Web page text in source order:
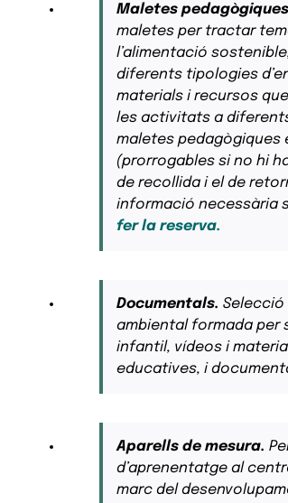
Maletes
maletes per tractar
l’alimentació
diferents tipologies
materials i recursos
les activitats a
maletes pedagògiques
(prorrogables si no hi
de recollida i el de
informació necessària
fer la reserva.
Documentals.
ambiental formada per
infantil, vídeos i
educatives, i
Aparells de mesura.
d’aprenentatge al
marc del